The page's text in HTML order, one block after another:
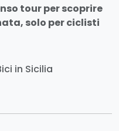
tour per scoprire
solo per ciclisti
in Sicilia